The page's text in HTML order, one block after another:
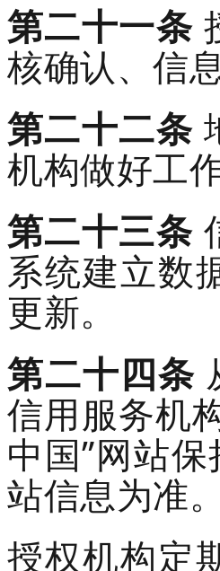
第二十一条
核确认、信
第二十二条
机构做好工
第二十三条
系统建立数
更新。
第二十四条
信用服务机
中国”网站保
站信息为准。
授权机构定